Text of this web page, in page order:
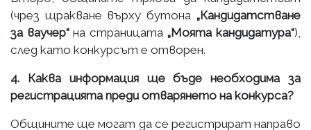
(чрез щракване върху бутона „Кандидатстване
за ваучер“на страницата „Моята кандидатура“),
след като конкурсът е отворен.
4. Каква информация ще бъде необходима за
регистрацията преди отварянето на конкурса?
Общините ще могат да се регистрират направо